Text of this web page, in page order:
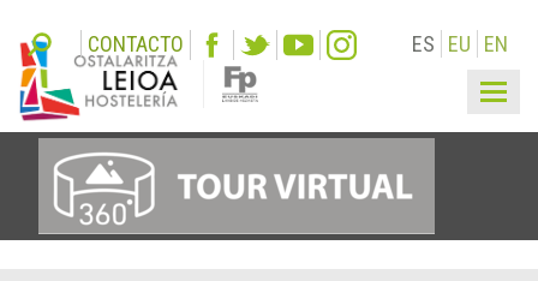
CONTACTO ES EU EN